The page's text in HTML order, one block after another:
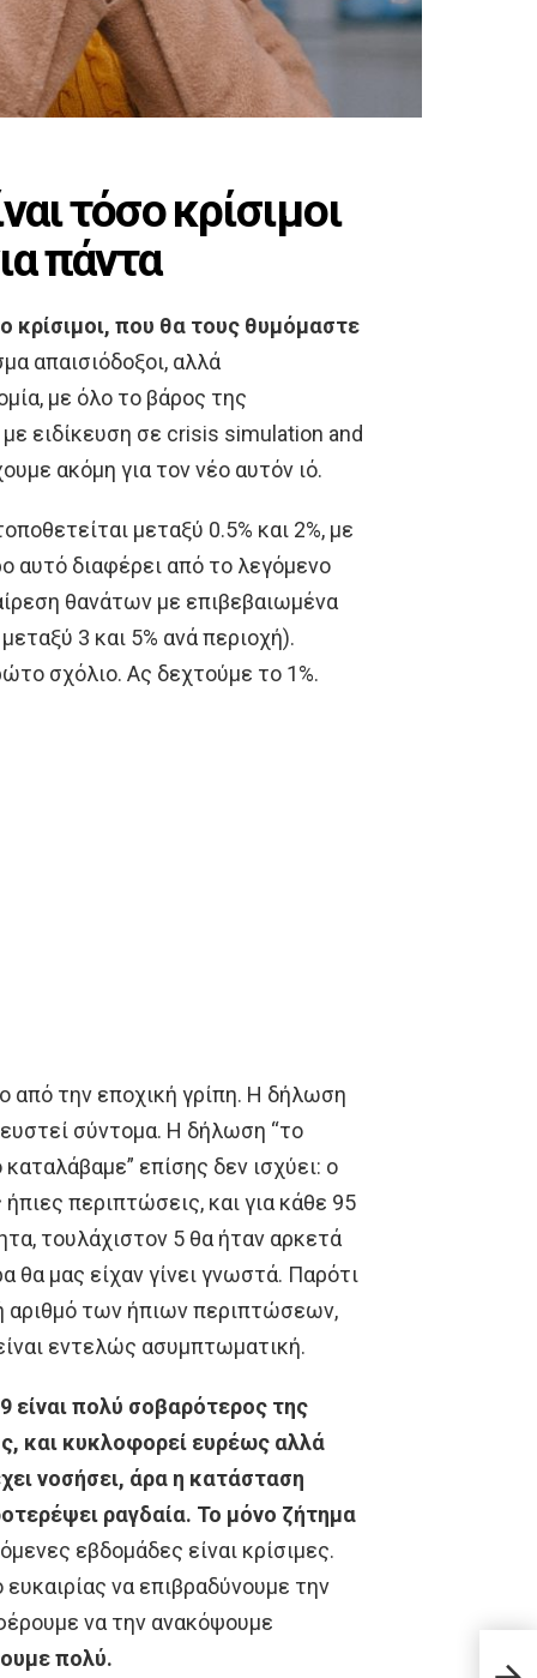
τόσο κρίσιμοι
πάντα
κρίσιμοι, που θα τους θυμόμαστε
απαισιόδοξοι, αλλά
με όλο το βάρος της
ειδίκευση σε crisis simulation and
ακόμη για τοv νέο αυτόν ιό.
μεταξύ 0.5% και 2%, με
αυτό διαφέρει από το λεγόμενο
θανάτων με επιβεβαιωμένα
3 και 5% ανά περιοχή).
σχόλιο. Ας δεχτούμε το 1%.
από την εποχική γρίπη. Η δήλωση
σύντομα. Η δήλωση “το
επίσης δεν ισχύει: ο
περιπτώσεις, και για κάθε 95
τουλάχιστον 5 θα ήταν αρκετά
θα μας είχαν γίνει γνωστά. Παρότι
αριθμό των ήπιων περιπτώσεων,
εντελώς ασυμπτωματική.
είναι πολύ σοβαρότερος της
και κυκλοφορεί ευρέως αλλά
νοσήσει, άρα η κατάσταση
ραγδαία. Το μόνο ζήτημα
εβδομάδες είναι κρίσιμες.
να επιβραδύνουμε την
να την ανακόψουμε
πολύ.